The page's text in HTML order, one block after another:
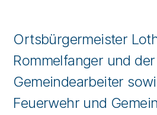
Ortsbürgermeister
Rommelfanger und der
Gemeindearbeiter
Feuerwehr und